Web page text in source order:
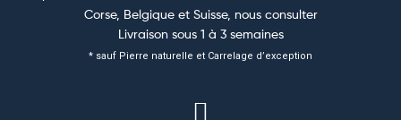
Corse, Belgique et Suisse, nous consulter
Livraison sous 1 à 3 semaines
* sauf Pierre naturelle et Carrelage d’exception